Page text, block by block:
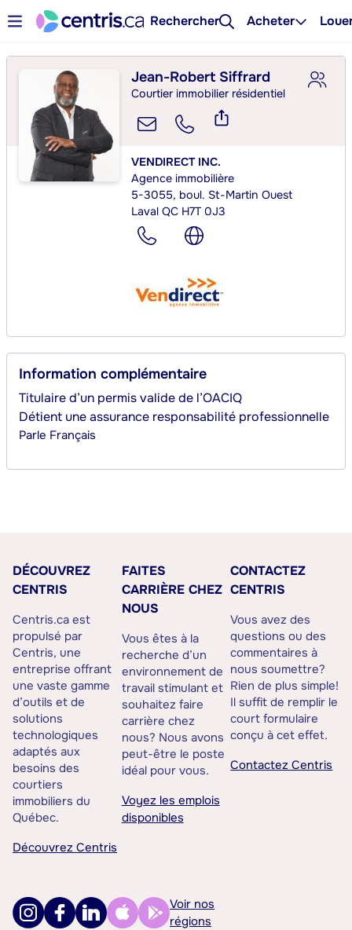
Rechercher Acheter
Jean-Robert Siffrard
Courtier immobilier résidentiel
VENDIRECT INC.
Agence immobilière
5-3055, boul. St-Martin Ouest
Laval QC H7T 0J3
Information complémentaire
Titulaire d’un permis valide de l’OACIQ
Détient une assurance responsabilité professionnelle
Parle Français
DÉCOUVREZ
CENTRIS
Centris.ca est
propulsé par
Centris, une
entreprise offrant
une vaste gamme
d’outils et de
solutions
technologiques
adaptés aux
besoins des
courtiers
immobiliers du
Québec.
Découvrez Centris
FAITES
CARRIÈRE CHEZ
NOUS
Vous êtes à la
recherche d’un
environnement de
travail stimulant et
souhaitez faire
carrière chez
nous? Nous avons
peut-être le poste
idéal pour vous.
Voyez les emplois
disponibles
CONTACTEZ
CENTRIS
Vous avez des
questions ou des
commentaires à
nous soumettre?
Rien de plus simple!
Il suffit de remplir le
court formulaire
conçu à cet effet.
Contactez Centris
Voir nos
régions